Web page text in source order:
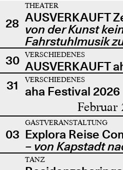
28
THEATER
AUSVERKAUFT
von der Kunst
Fahrstuhlmusik
30
VERSCHIEDENES
AUSVERKAUFT
31
VERSCHIEDENES
aha Festival 2026
Februar
03
GASTVERANSTALTUNG
Explora Reise
– von Kapstadt
TANZ